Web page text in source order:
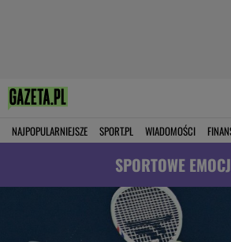
NAJPOPULARNIEJSZE SPORT.PL WIADOMOŚCI
SPORTOWE